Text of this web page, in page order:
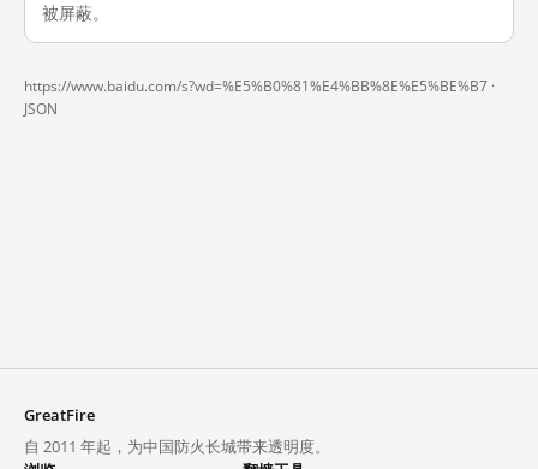
被屏蔽。
https://www.baidu.com/s?wd=%E5%B0%81%E4%BB%8E%E5%BE%B7 ·
JSON
GreatFire
自 2011 年起，为中国防火长城带来透明度。